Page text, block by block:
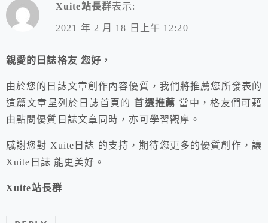
Xuite站長群表示:
2021 年 2 月 18 日上午 12:20
親愛的日誌格友 您好，
由於您的日誌文章創作內容優質，我們將推薦您所發表的
這篇文章呈列於日誌首頁的首選推薦 當中，格友們可藉
由點閱優質日誌文章同時，亦可學習觀摩。
感謝您對 Xuite日誌 的支持，期待您更多的優質創作，讓
Xuite日誌 能更美好。
Xuite站長群